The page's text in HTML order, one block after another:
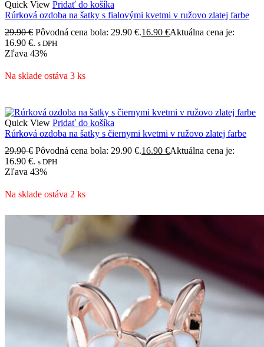
Quick View Pridať do košíka
Rúrková ozdoba na šatky s fialovými kvetmi v ružovo zlatej farbe
29.90€ Pôvodná cena bola: 29.90 €.16.90 €Aktuálna cena je:
16.90 €. s DPH
Zľava 43%
Na sklade ostáva 3 ks
Quick View Pridať do košíka
Rúrková ozdoba na šatky s čiernymi kvetmi v ružovo zlatej farbe
29.90€ Pôvodná cena bola: 29.90 €.16.90 €Aktuálna cena je:
16.90 €. s DPH
Zľava 43%
Na sklade ostáva 2 ks